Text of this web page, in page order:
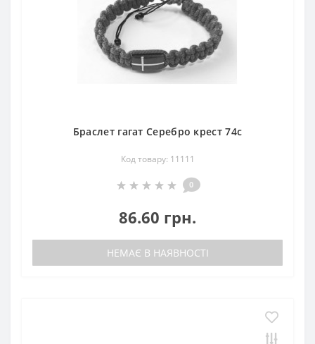
Браслет гагат Серебро крест 74с
Код товару: 11111
0
86.60 грн.
НЕМАЄ В НАЯВНОСТІ